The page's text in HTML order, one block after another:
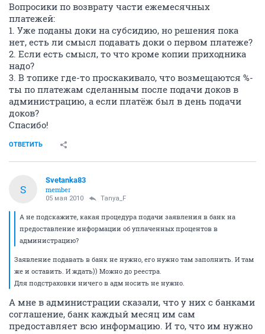
Вопросики по возврату части ежемесячных
платежей:
1. Уже поданы доки на субсидию, но решения пока
нет, есть ли смысл подавать доки о первом платеже?
2. Если есть смысл, то что кроме копии приходника
надо?
3. В топике где-то проскакивало, что возмещаются %-
ты по платежам сделанным после подачи доков в
администрацию, а если платёж был в день подачи
доков?
Спасибо!
ОТВЕТИТЬ
S
Svetanka83
member
05 мая 2010 Tanya_F
А не подскажите, какая процедура подачи заявления в банк на
предоставление информации об уплаченных процентов в
администрацию?
Заявление подавать в банк не нужно, его нужно там заполнить. И там
же и оставить. И ждать)) Можно до реестра.
Для подстраховки ничего в адм носить не нужно.
А мне в администрации сказали, что у них с банками
соглашение, банк каждый месяц им сам
предоставляет всю информацию. И то, что им нужно